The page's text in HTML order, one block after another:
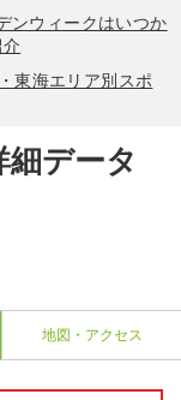
ンウィークはいつか
東海エリア別スポ
データ
地図・アクセス